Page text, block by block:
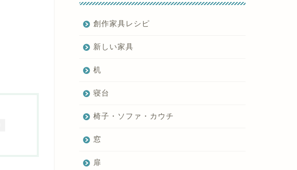
創作家具レシピ
新しい家具
机
寝台
椅子・ソファ・カウチ
窓
扉